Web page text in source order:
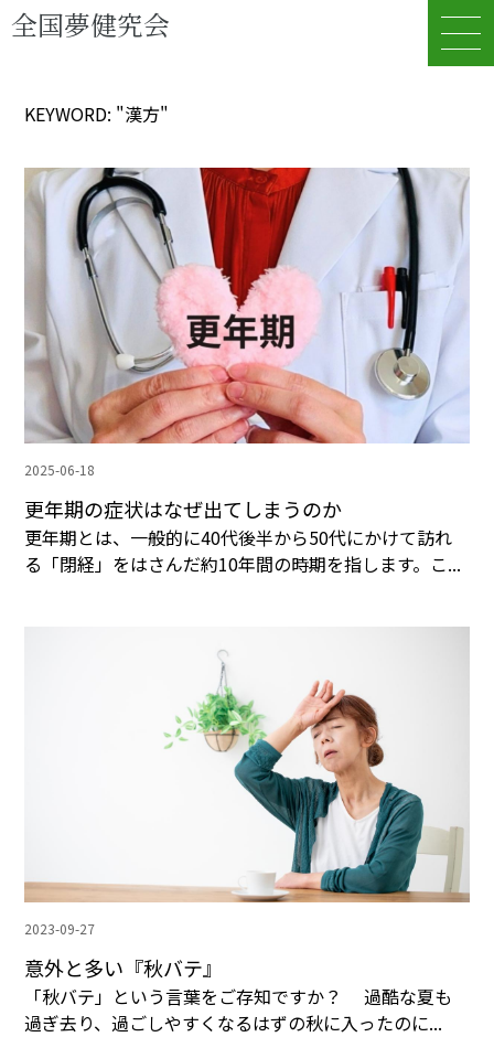
全国夢健究会
KEYWORD: "漢方"
2025-06-18
更年期の症状はなぜ出てしまうのか
更年期とは、一般的に40代後半から50代にかけて訪れ
る「閉経」をはさんだ約10年間の時期を指します。こ...
2023-09-27
意外と多い『秋バテ』
「秋バテ」という言葉をご存知ですか？ 過酷な夏も
過ぎ去り、過ごしやすくなるはずの秋に入ったのに...